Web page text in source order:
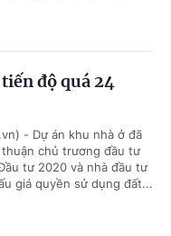
độ quá 24
- Dự án khu nhà ở đã
chủ trương đầu tư
tư 2020 và nhà đầu tư
giá quyền sử dụng đất...